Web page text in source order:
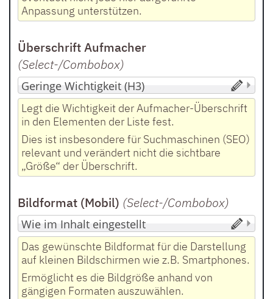
Anpassung unterstützen.
Überschrift Aufmacher
(Select-/Combobox)
Legt die Wichtigkeit der Aufmacher-Überschrift
in den Elementen der Liste fest.
Dies ist insbesondere für Suchmaschinen (SEO)
relevant und verändert nicht die sichtbare
„Größe“ der Überschrift.
Bildformat (Mobil) (Select-/Combobox)
Das gewünschte Bildformat für die Darstellung
auf kleinen Bildschirmen wie z.B. Smartphones.
Ermöglicht es die Bildgröße anhand von
gängigen Formaten auszuwählen.